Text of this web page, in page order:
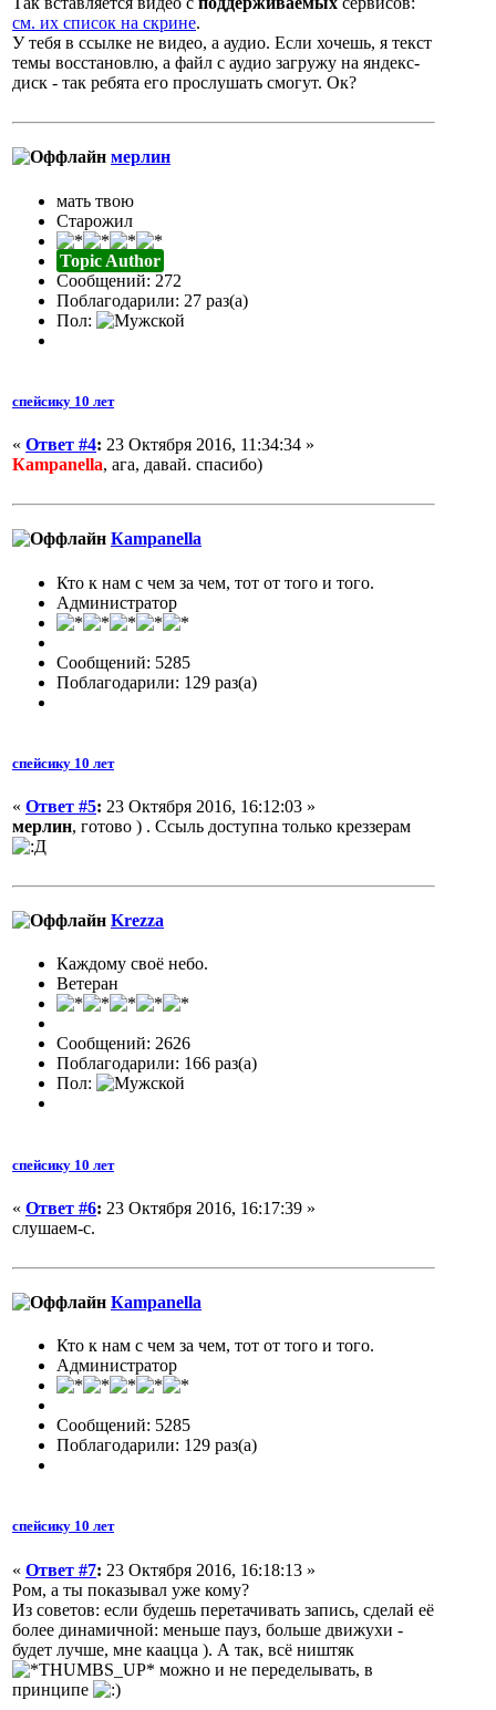
см. их список на скрине.
У тебя в ссылке не видео, а аудио. Если хочешь, я текст
темы восстановлю, а файл с аудио загружу на яндекс-
диск - так ребята его прослушать смогут. Ок?
мерлин
мать твою
Старожил
Topic Author
Сообщений: 272
Поблагодарили: 27 раз(а)
Пол:
спейсику 10 лет
« Ответ #4: 23 Октября 2016, 11:34:34 »
Кampanella, ага, давай. спасибо)
Кampanella
Кто к нам с чем за чем, тот от того и того.
Администратор
Сообщений: 5285
Поблагодарили: 129 раз(а)
спейсику 10 лет
« Ответ #5: 23 Октября 2016, 16:12:03 »
мерлин, готово ) . Ссыль доступна только креззерам
Krezza
Каждому своё небо.
Ветеран
Сообщений: 2626
Поблагодарили: 166 раз(а)
Пол:
спейсику 10 лет
« Ответ #6: 23 Октября 2016, 16:17:39 »
слушаем-с.
Кampanella
Кто к нам с чем за чем, тот от того и того.
Администратор
Сообщений: 5285
Поблагодарили: 129 раз(а)
спейсику 10 лет
« Ответ #7: 23 Октября 2016, 16:18:13 »
Ром, а ты показывал уже кому?
Из советов: если будешь перетачивать запись, сделай её
более динамичной: меньше пауз, больше движухи -
будет лучше, мне каацца ). А так, всё ништяк
можно и не переделывать, в
принципе